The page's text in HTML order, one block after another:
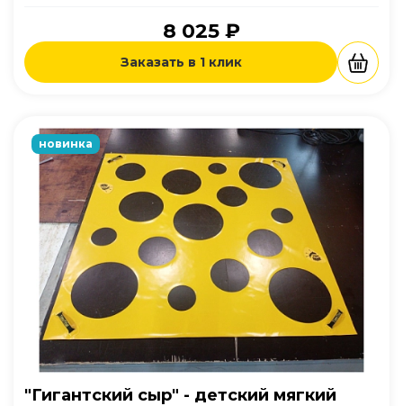
8 025 ₽
Заказать в 1 клик
новинка
"Гигантский сыр" - детский мягкий